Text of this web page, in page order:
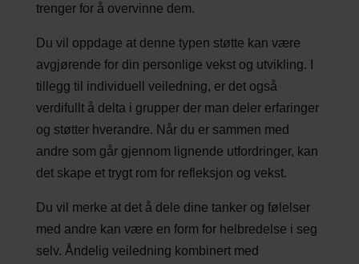
trenger for å overvinne dem.
Du vil oppdage at denne typen støtte kan være
avgjørende for din personlige vekst og utvikling. I
tillegg til individuell veiledning, er det også
verdifullt å delta i grupper der man deler erfaringer
og støtter hverandre. Når du er sammen med
andre som går gjennom lignende utfordringer, kan
det skape et trygt rom for refleksjon og vekst.
Du vil merke at det å dele dine tanker og følelser
med andre kan være en form for helbredelse i seg
selv. Åndelig veiledning kombinert med